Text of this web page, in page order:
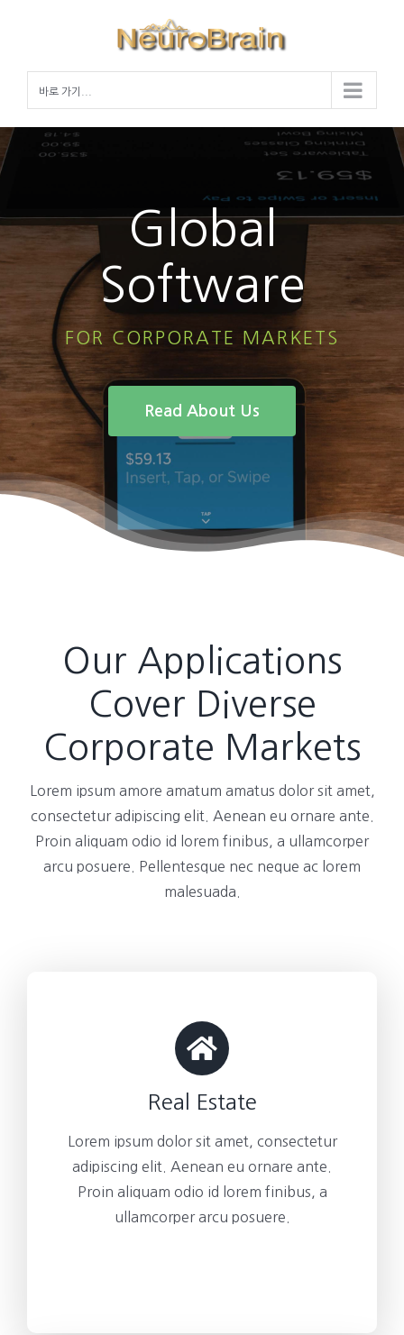
바로 가기...
Global
Software
FOR CORPORATE MARKETS
Read About Us
Our Applications
Cover Diverse
Corporate Markets
Lorem ipsum amore amatum amatus dolor sit amet,
consectetur adipiscing elit. Aenean eu ornare ante.
Proin aliquam odio id lorem finibus, a ullamcorper
arcu posuere. Pellentesque nec neque ac lorem
malesuada.
Real Estate
Lorem ipsum dolor sit amet, consectetur
adipiscing elit. Aenean eu ornare ante.
Proin aliquam odio id lorem finibus, a
ullamcorper arcu posuere.